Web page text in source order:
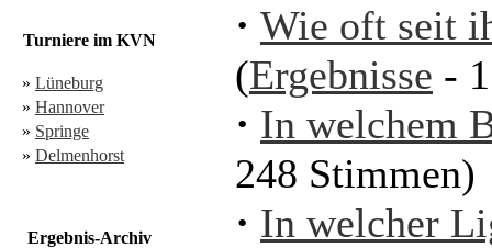
Turniere im KVN
» Lüneburg
» Hannover
» Springe
» Delmenhorst
Ergebnis-Archiv
· Wie oft seit
(Ergebnisse -
· In welchem
248 Stimmen)
· In welcher